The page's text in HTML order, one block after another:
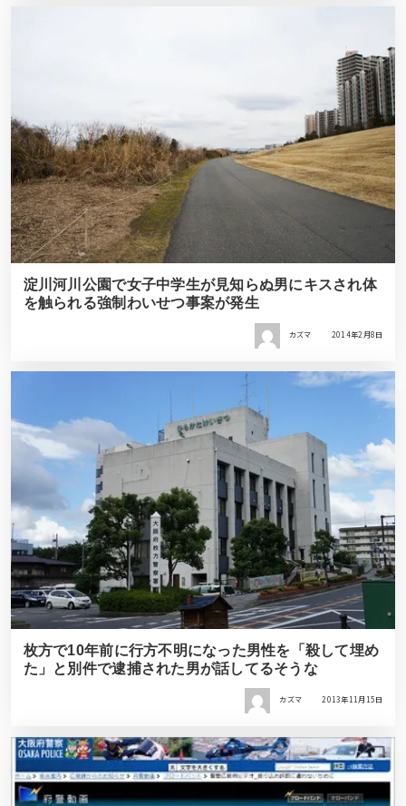
淀川河川公園で女子中学生が見知らぬ男にキスされ体
を触られる強制わいせつ事案が発生
カズマ 2014年2月8日
枚方で10年前に行方不明になった男性を「殺して埋め
た」と別件で逮捕された男が話してるそうな
カズマ 2013年11月15日